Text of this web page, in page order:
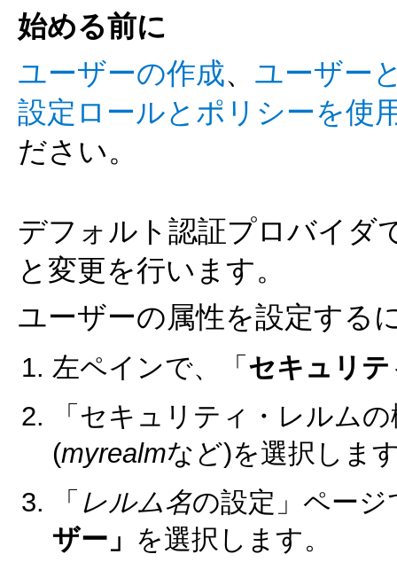
始める前に
ユーザーの作成、 ユーザー
設定 ロールとポリシーを使
ださい。
デフォルト認証プロバイダ
と変更を行います。
ユーザーの属性を設定する
左ペインで、「 セキュリ
「セキュリティ・レルム
(myrealmなど)を選択しま
「 レルム名の設定」ページ
ザー」 を選択します。